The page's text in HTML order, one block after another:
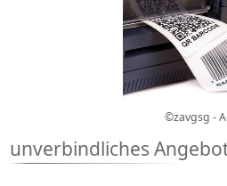
©zavgsg -
unverbindliches